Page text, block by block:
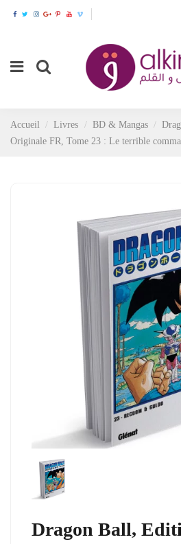
Accueil Livres BD & Mangas
Originale FR, Tome 23 : Le terrible
Dragon Ball,